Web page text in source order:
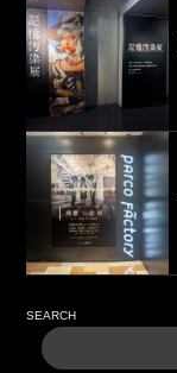
SEARCH